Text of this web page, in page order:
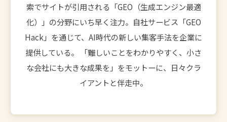
索でサイトが引用される「GEO（生成エンジン最適
化）」の分野にいち早く注力。自社サービス「GEO
Hack」を通じて、AI時代の新しい集客手法を企業に
提供している。 「難しいことをわかりやすく、小さ
な会社にも大きな成果を」をモットーに、日々クラ
イアントと伴走中。